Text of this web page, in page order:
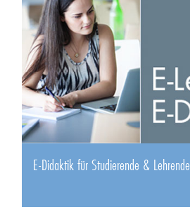
E-Didaktik für Studierende & Lehrende